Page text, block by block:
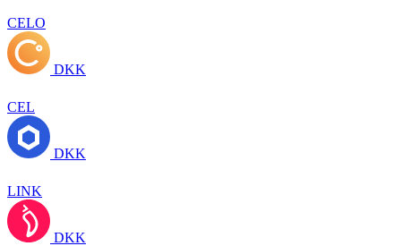
CELO
DKK
CEL
DKK
LINK
DKK